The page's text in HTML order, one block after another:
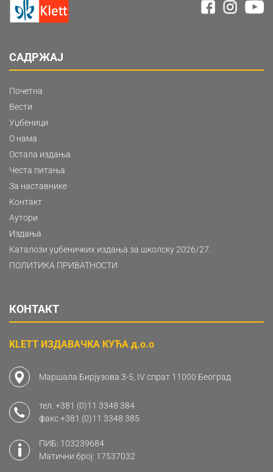
САДРЖАЈ
Почетна
Вести
Уџбеници
О нама
Остала издања
Честа питања
За наставнике
Контакт
Аутори
Издања
Каталози уџбеничких издања за школску 2026/27.
ПОЛИТИКА ПРИВАТНОСТИ
КОНТАКТ
KLETT ИЗДАВАЧКА КУЋА д.о.о
Маршала Бирјузова 3-5, IV спрат 11000 Београд
тел. +381 (0)11 3348 384
факс+381 (0)11 3348 385
ПИБ: 103239684
Матични број: 17537032